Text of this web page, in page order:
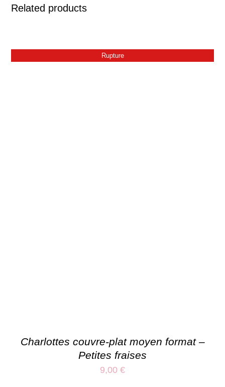
Related products
Rupture
Charlottes couvre-plat moyen format –
Petites fraises
9,00 €